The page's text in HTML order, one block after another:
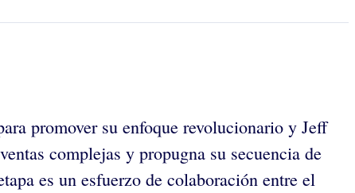
promover su enfoque revolucionario y Jeff
complejas y propugna su secuencia de
es un esfuerzo de colaboración entre el